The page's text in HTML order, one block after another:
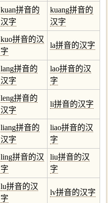
kuan拼音的
汉字
kuang拼音的
汉字
kuo拼音的汉
字
la拼音的汉字
lang拼音的
汉字
lao拼音的汉
字
leng拼音的
汉字
li拼音的汉字
liang拼音的
汉字
liao拼音的汉
字
ling拼音的汉
字
liu拼音的汉
字
lu拼音的汉
字
lv拼音的汉字